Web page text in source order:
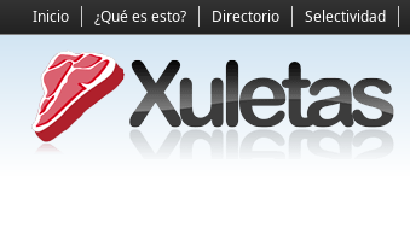
Inicio ¿Qué es esto? Directorio Selectividad